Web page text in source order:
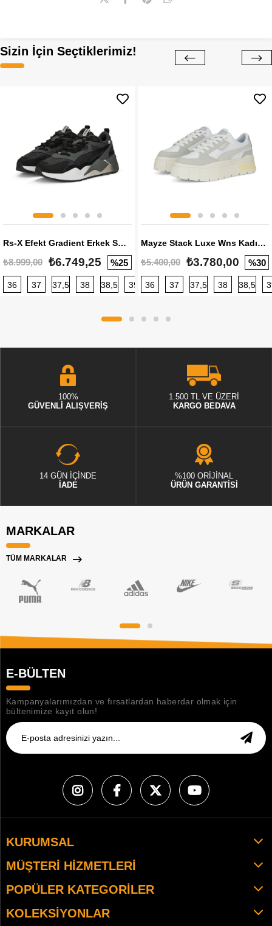
Sizin İçin Seçtiklerimiz!
Rs-X Efekt Gradient Erkek Sneaker
₺8.999,00 ₺6.749,25 %25
36 37 37,5 38 38,5 39 40 40,5 41 42 42,5
Mayze Stack Luxe Wns Kadın Sneaker
₺5.400,00 ₺3.780,00 %30
36 37 37,5 38 38,5
100%
GÜVENLİ ALIŞVERİŞ
1.500 TL VE ÜZERİ
KARGO BEDAVA
14 GÜN İÇİNDE
İADE
%100 ORİJİNAL
ÜRÜN GARANTİSİ
MARKALAR
TÜM MARKALAR
E-BÜLTEN
Kampanyalarımızdan ve fırsatlardan haberdar olmak için
bültenimize kayıt olun!
KURUMSAL
MÜŞTERI HIZMETLERI
POPÜLER KATEGORILER
KOLEKSIYONLAR